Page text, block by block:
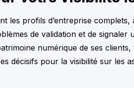
les profils d’entreprise
de validation et de
numérique de ses
décisifs pour la visibilité sur les